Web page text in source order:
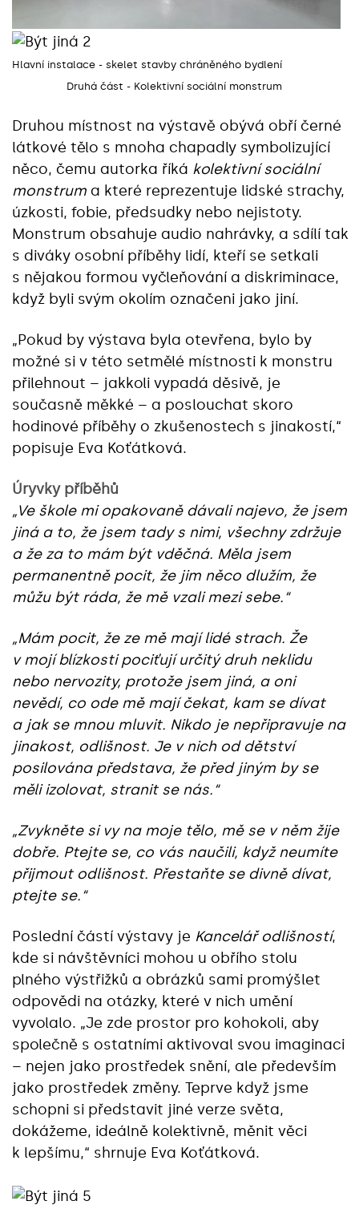
Hlavní instalace - skelet stavby chráněného bydlení
Druhá část - Kolektivní sociální monstrum
Druhou místnost na výstavě obývá obří černé
látkové tělo s mnoha chapadly symbolizující
něco, čemu autorka říká kolektivní sociální
monstrum a které reprezentuje lidské strachy,
úzkosti, fobie, předsudky nebo nejistoty.
Monstrum obsahuje audio nahrávky, a sdílí tak
s diváky osobní příběhy lidí, kteří se setkali
s nějakou formou vyčleňování a diskriminace,
když byli svým okolím označeni jako jiní.
„Pokud by výstava byla otevřena, bylo by
možné si v této setmělé místnosti k monstru
přilehnout – jakkoli vypadá děsivě, je
současně měkké – a poslouchat skoro
hodinové příběhy o zkušenostech s jinakostí,“
popisuje Eva Koťátková.
Úryvky příběhů
„Ve škole mi opakovaně dávali najevo, že jsem
jiná a to, že jsem tady s nimi, všechny zdržuje
a že za to mám být vděčná. Měla jsem
permanentně pocit, že jim něco dlužím, že
můžu být ráda, že mě vzali mezi sebe.“
„Mám pocit, že ze mě mají lidé strach. Že
v mojí blízkosti pociťují určitý druh neklidu
nebo nervozity, protože jsem jiná, a oni
nevědí, co ode mě mají čekat, kam se dívat
a jak se mnou mluvit. Nikdo je nepřipravuje na
jinakost, odlišnost. Je v nich od dětství
posilována představa, že před jiným by se
měli izolovat, stranit se nás.“
„Zvykněte si vy na moje tělo, mě se v něm žije
dobře. Ptejte se, co vás naučili, když neumíte
přijmout odlišnost. Přestaňte se divně dívat,
ptejte se.“
Poslední částí výstavy je Kancelář odlišností,
kde si návštěvníci mohou u obřího stolu
plného výstřižků a obrázků sami promýšlet
odpovědi na otázky, které v nich umění
vyvolalo. „Je zde prostor pro kohokoli, aby
společně s ostatními aktivoval svou imaginaci
– nejen jako prostředek snění, ale především
jako prostředek změny. Teprve když jsme
schopni si představit jiné verze světa,
dokážeme, ideálně kolektivně, měnit věci
k lepšímu,“ shrnuje Eva Koťátková.